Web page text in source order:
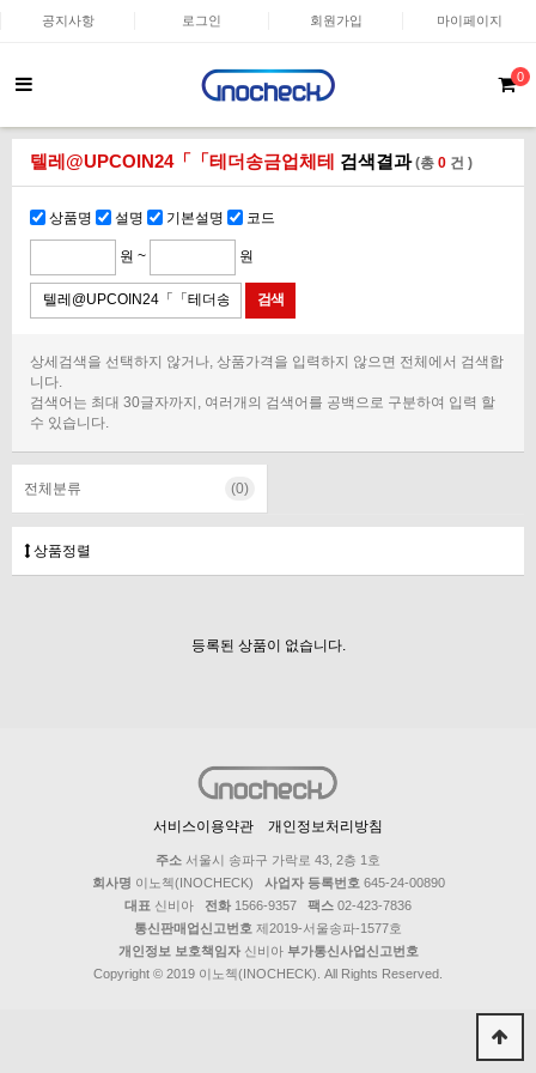
공지사항 로그인 회원가입 마이페이지
0
텔레@UPCOIN24「「테더송금업체테 검색결과(총 0 건 )
상품명 설명 기본설명 코드
원 ~ 원
상세검색을 선택하지 않거나, 상품가격을 입력하지 않으면 전체에서 검색합
니다.
검색어는 최대 30글자까지, 여러개의 검색어를 공백으로 구분하여 입력 할
수 있습니다.
전체분류 (0)
상품정렬
등록된 상품이 없습니다.
서비스이용약관 개인정보처리방침
주소 서울시 송파구 가락로 43, 2층 1호
회사명 이노첵(INOCHECK) 사업자 등록번호 645-24-00890
대표 신비아 전화 1566-9357 팩스 02-423-7836
통신판매업신고번호 제2019-서울송파-1577호
개인정보 보호책임자신비아 부가통신사업신고번호
Copyright © 2019 이노첵(INOCHECK). All Rights Reserved.